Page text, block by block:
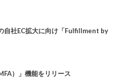
自社EC拡大に向け「Fulfillment by
）」機能をリリース